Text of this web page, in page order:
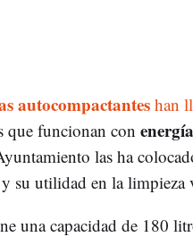
autocompactanteshan
que funcionan con
las ha
su utilidad en la limpieza
una capacidad de 180